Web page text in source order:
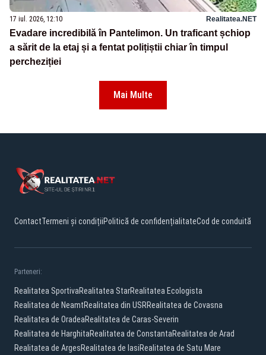
17 iul. 2026, 12:10 Realitatea.NET
Evadare incredibilă în Pantelimon. Un traficant șchiop
a sărit de la etaj și a fentat polițiștii chiar în timpul
percheziției
Mai Multe
ContactTermeni și condițiiPolitică de confidențialitateCod de conduită
Parteneri:
Realitatea SportivaRealitatea StarRealitatea Ecologista
Realitatea de NeamtRealitatea din USRRealitatea de Covasna
Realitatea de OradeaRealitatea de Caras-Severin
Realitatea de HarghitaRealitatea de ConstantaRealitatea de Arad
Realitatea de ArgesRealitatea de IasiRealitatea de Satu Mare